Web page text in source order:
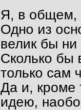
Я, в общем,
Одно из
велик бы
Сколько бы
только сам
Да и, кроме
идею,